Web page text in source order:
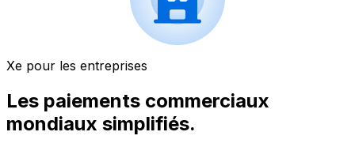
Xe pour les entreprises
Les paiements commerciaux
mondiaux simplifiés.